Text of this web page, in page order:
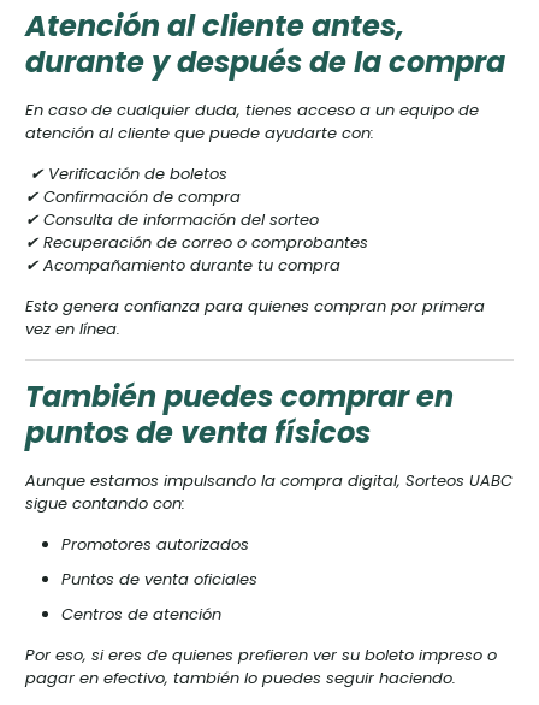
Atención al cliente antes,
durante y después de la compra
En caso de cualquier duda, tienes acceso a un equipo de
atención al cliente que puede ayudarte con:
✔ Verificación de boletos
✔ Confirmación de compra
✔ Consulta de información del sorteo
✔ Recuperación de correo o comprobantes
✔ Acompañamiento durante tu compra
Esto genera confianza para quienes compran por primera
vez en línea.
También puedes comprar en
puntos de venta físicos
Aunque estamos impulsando la compra digital, Sorteos UABC
sigue contando con:
Promotores autorizados
Puntos de venta oficiales
Centros de atención
Por eso, si eres de quienes prefieren ver su boleto impreso o
pagar en efectivo, también lo puedes seguir haciendo.